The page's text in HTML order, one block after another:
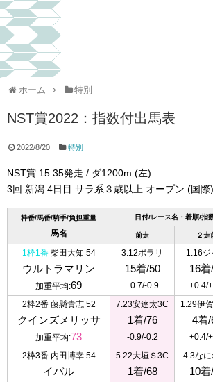
ホーム 特別
NST賞2022：指数付出馬表
2022/8/20 特別
NST賞 15:35発走 / ダ1200m (左)
3回 新潟 4日目 サラ系３歳以上 オープン (国
枠番/馬番/騎手/負担重量
馬名
日付/レース名・着順/指
前走 ２走
1枠1番柴田大知 54
ウルトラマリン
加重平均:69
3.12ポラリ
15着/50
+0.7/-0.9
1.16ジ
16着
+0.4/
2枠2番藤懸貴志 52
クインズメリッサ
加重平均:73
7.23安達太3C
1着/76
-0.9/-0.2
1.29伊
4着/
+0.4/
2枠3番内田博幸 54
イバル
5.22大垣Ｓ3C
1着/68
4.3な
10着